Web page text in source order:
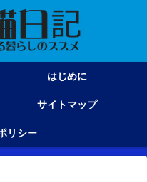
はじめに
サイトマップ
リシー